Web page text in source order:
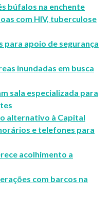
búfalos na enchente
com HIV, tuberculose
apoio de segurança
inundadas em busca
sala especializada para
alternativo à Capital
e telefones para
acolhimento a
com barcos na